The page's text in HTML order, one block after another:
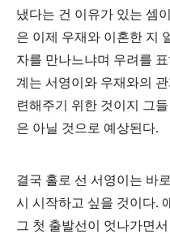
냈다는 건 이유가 있는 셈
은 이제 우재와 이혼한 지
자를 만나느냐며 우려를
계는 서영이와 우재와의
련해주기 위한 것이지 그
은 아닐 것으로 예상된다.
결국 홀로 선 서영이는 바
시 시작하고 싶을 것이다.
그 첫 출발선이 엇나가면